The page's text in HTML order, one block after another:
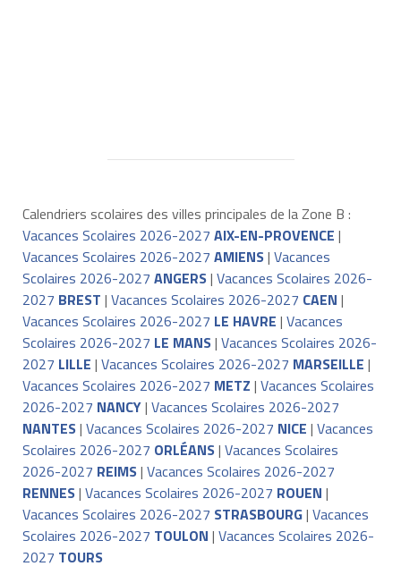
Calendriers scolaires des villes principales de la Zone B :
Vacances Scolaires 2026-2027 AIX-EN-PROVENCE |
Vacances Scolaires 2026-2027 AMIENS| Vacances
Scolaires 2026-2027 ANGERS| Vacances Scolaires 2026-
2027 BREST | Vacances Scolaires 2026-2027 CAEN |
Vacances Scolaires 2026-2027 LE HAVRE | Vacances
Scolaires 2026-2027 LE MANS| Vacances Scolaires 2026-
2027 LILLE | Vacances Scolaires 2026-2027 MARSEILLE |
Vacances Scolaires 2026-2027 METZ | Vacances Scolaires
2026-2027 NANCY| Vacances Scolaires 2026-2027
NANTES| Vacances Scolaires 2026-2027 NICE | Vacances
Scolaires 2026-2027 ORLÉANS| Vacances Scolaires
2026-2027 REIMS| Vacances Scolaires 2026-2027
RENNES| Vacances Scolaires 2026-2027 ROUEN |
Vacances Scolaires 2026-2027 STRASBOURG| Vacances
Scolaires 2026-2027 TOULON | Vacances Scolaires 2026-
2027 TOURS